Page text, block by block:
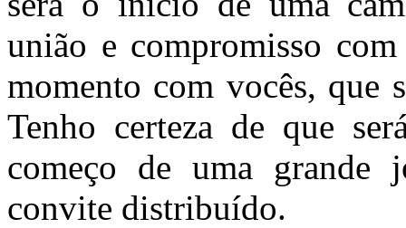
união e compromisso
momento com vocês, que
Tenho certeza de que
começo de uma grande
convite distribuído.